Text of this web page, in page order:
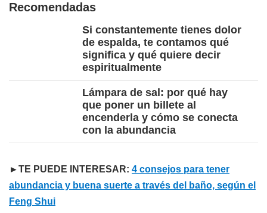
Recomendadas
Si constantemente tienes dolor
de espalda, te contamos qué
significa y qué quiere decir
espiritualmente
Lámpara de sal: por qué hay
que poner un billete al
encenderla y cómo se conecta
con la abundancia
►TE PUEDE INTERESAR: 4 consejos para tener
abundancia y buena suerte a través del baño, según el
Feng Shui